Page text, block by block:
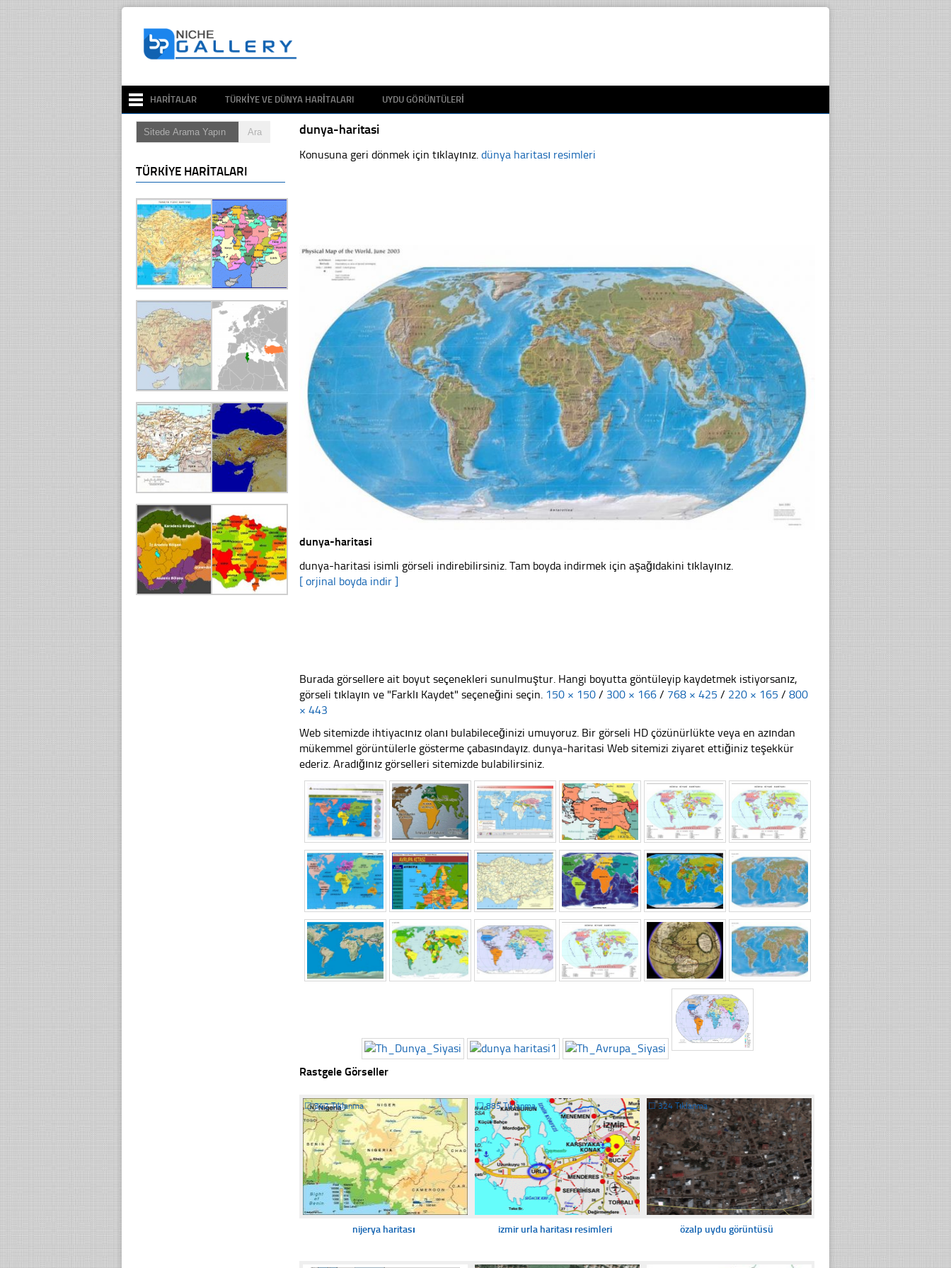
HARITALAR TÜRKIYE VE DÜNYA HARITALARI UYDU GÖRÜNTÜLERI
dunya-haritasi
Konusuna geri dönmek için tıklayınız.dünya haritası resimleri
dunya-haritasi
dunya-haritasi isimli görseli indirebilirsiniz. Tam boyda indirmek için aşağıdakini tıklayınız.
[ orjinal boyda indir ]
Burada görsellere ait boyut seçenekleri sunulmuştur. Hangi boyutta göntüleyip kaydetmek istiyorsanız,
görseli tıklayın ve "Farklı Kaydet" seçeneğini seçin. 150 × 150 / 300 × 166 / 768 × 425 / 220 × 165 / 800
× 443
Web sitemizde ihtiyacınız olanı bulabileceğinizi umuyoruz. Bir görseli HD çözünürlükte veya en azından
mükemmel görüntülerle gösterme çabasındayız. dunya-haritasi Web sitemizi ziyaret ettiğiniz teşekkür
ederiz. Aradığınız görselleri sitemizde bulabilirsiniz.
Rastgele Görseller
☐342 Tıklanma
nijerya haritası
☐885 Tıklanma
izmir urla haritası resimleri
☐324 Tıklanma
özalp uydu görüntüsü
TÜRKIYE HARITALARI